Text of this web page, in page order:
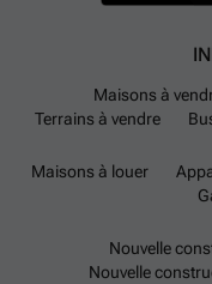
Maisons à
Terrains à vendre
Maisons à louer
Nouvelle
Nouvelle